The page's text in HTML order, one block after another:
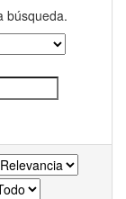
búsqueda.